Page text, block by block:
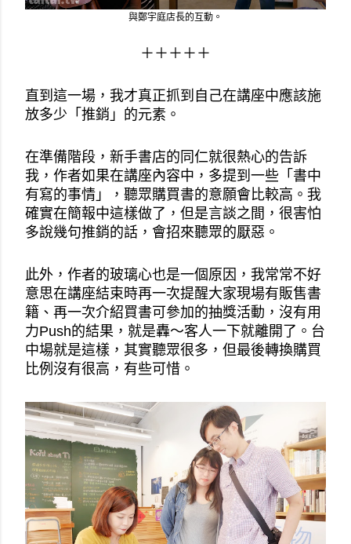
與鄭宇庭店長的互動。
＋＋＋＋＋
直到這一場，我才真正抓到自己在講座中應該施
放多少「推銷」的元素。
在準備階段，新手書店的同仁就很熱心的告訴
我，作者如果在講座內容中，多提到一些「書中
有寫的事情」，聽眾購買書的意願會比較高。我
確實在簡報中這樣做了，但是言談之間，很害怕
多說幾句推銷的話，會招來聽眾的厭惡。
此外，作者的玻璃心也是一個原因，我常常不好
意思在講座結束時再一次提醒大家現場有販售書
籍、再一次介紹買書可參加的抽獎活動，沒有用
力Push的結果，就是轟～客人一下就離開了。台
中場就是這樣，其實聽眾很多，但最後轉換購買
比例沒有很高，有些可惜。